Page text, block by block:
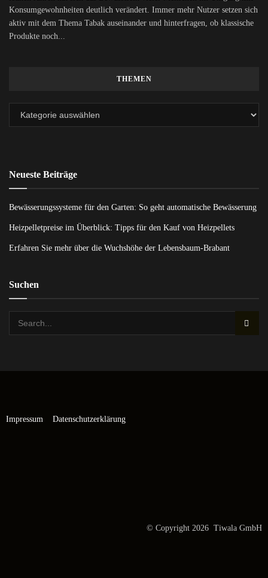
Konsumgewohnheiten deutlich verändert. Immer mehr Nutzer setzen sich
aktiv mit dem Thema Tabak auseinander und hinterfragen, ob klassische
Produkte noch...
THEMEN
Neueste Beiträge
Bewässerungssysteme für den Garten: So geht automatische Bewässerung
Heizpelletpreise im Überblick: Tipps für den Kauf von Heizpellets
Erfahren Sie mehr über die Wuchshöhe der Lebensbaum-Brabant
Suchen
Impressum Datenschutzerklärung
© Copyright 2026 Tiwala GmbH